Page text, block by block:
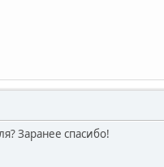
Заранее спасибо!